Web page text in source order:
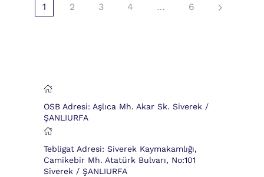
1 2 3 4 … 6
OSB Adresi: Aşlıca Mh. Akar Sk. Siverek /
ŞANLIURFA
Tebligat Adresi: Siverek Kaymakamlığı,
Camikebir Mh. Atatürk Bulvarı, No:101
Siverek / ŞANLIURFA